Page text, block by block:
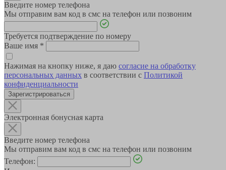
Введите номер телефона
Мы отправим вам код в смс на телефон или позвоним
Требуется подтверждение по номеру
Ваше имя *
Нажимая на кнопку ниже, я даю согласие на обработку
персональных данных в соответствии с Политикой
конфиденциальности
Зарегистрироваться
Электронная бонусная карта
Введите номер телефона
Мы отправим вам код в смс на телефон или позвоним
Телефон: